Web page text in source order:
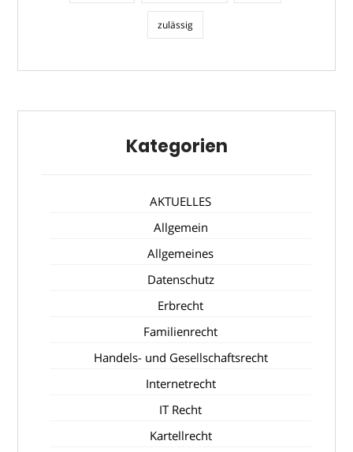
zulässig
Kategorien
AKTUELLES
Allgemein
Allgemeines
Datenschutz
Erbrecht
Familienrecht
Handels- und Gesellschaftsrecht
Internetrecht
IT Recht
Kartellrecht